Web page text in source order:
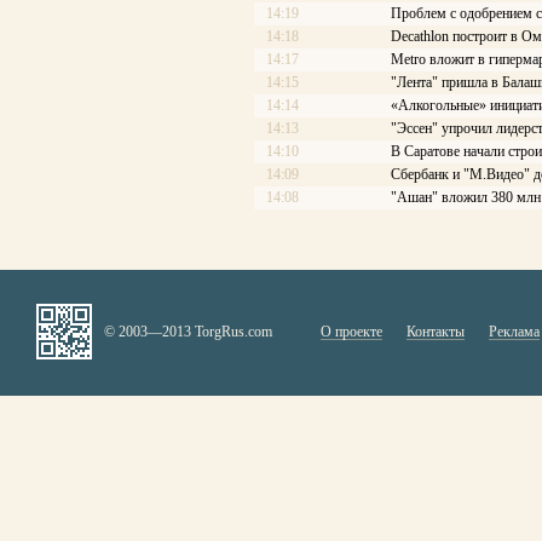
14:19
Проблем с одобрением
14:18
Decathlon построит в
14:17
Меtrо вложит в
14:15
"Лента" пришла в
14:14
«Алкогольные»
14:13
"Эссен" упрочил
14:10
В Саратове начали
14:09
Сбербанк и "М.Видео"
14:08
"Ашан" вложил 380 млн
© 2003—2013 TorgRus.com О проекте Контакты Реклама